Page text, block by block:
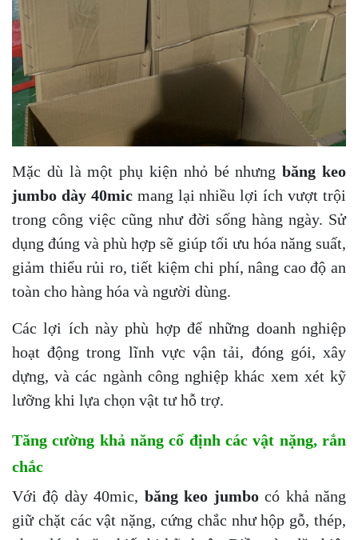
Mặc dù là một phụ kiện nhỏ bé nhưngbăng keo
jumbo dày 40micmang lại nhiều lợi ích vượt trội
trong công việc cũng như đời sống hàng ngày. Sử
dụng đúng và phù hợp sẽ giúp tối ưu hóa năng suất,
giảm thiểu rủi ro, tiết kiệm chi phí, nâng cao độ an
toàn cho hàng hóa và người dùng.
Các lợi ích này phù hợp để những doanh nghiệp
hoạt động trong lĩnh vực vận tải, đóng gói, xây
dựng, và các ngành công nghiệp khác xem xét kỹ
lưỡng khi lựa chọn vật tư hỗ trợ.
Tăng cường khả năng cố định các vật nặng, rắn
chắc
Với độ dày 40mic, băng keo jumbocó khả năng
giữ chặt các vật nặng, cứng chắc như hộp gỗ, thép,